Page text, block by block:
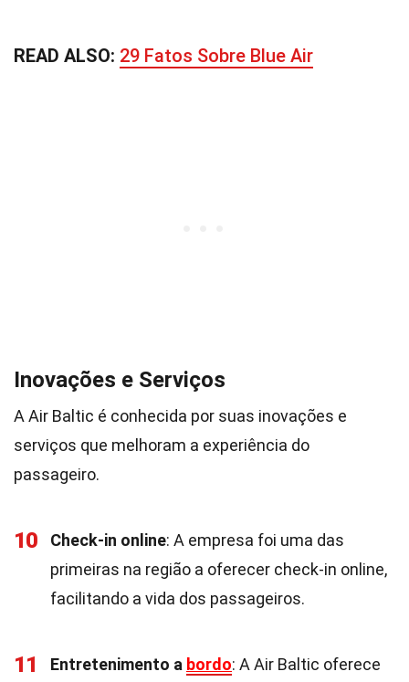
READ ALSO: 29 Fatos Sobre Blue Air
Inovações e Serviços
A Air Baltic é conhecida por suas inovações e
serviços que melhoram a experiência do
passageiro.
10 Check-in online: A empresa foi uma das
primeiras na região a oferecer check-in online,
facilitando a vida dos passageiros.
11 Entretenimento a bordo: A Air Baltic oferece